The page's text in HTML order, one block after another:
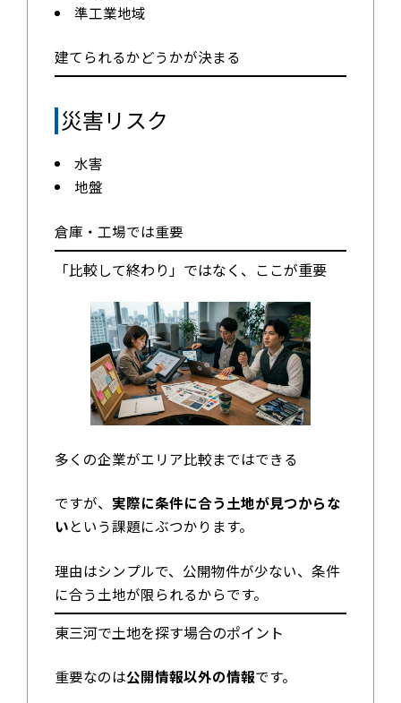
準工業地域
建てられるかどうかが決まる
災害リスク
水害
地盤
倉庫・工場では重要
「比較して終わり」ではなく、ここが重要
多くの企業がエリア比較まではできる
ですが、 実際に条件に合う土地が見つからな
いという課題にぶつかります。
理由はシンプルで、公開物件が少ない、条件
に合う土地が限られるからです。
東三河で土地を探す場合のポイント
重要なのは公開情報以外の情報です。